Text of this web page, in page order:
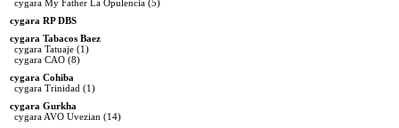
cygara My Father La Opulencia (5)
cygara RP DBS
cygara Tabacos Baez
cygara Tatuaje (1)
cygara CAO (8)
cygara Cohiba
cygara Trinidad (1)
cygara Gurkha
cygara AVO Uvezian (14)